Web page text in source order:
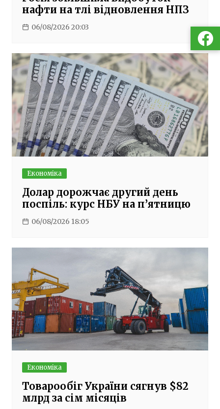
нафти на тлі відновлення НПЗ
06/08/2026 20:03
Економіка
Долар дорожчає другий день
поспіль: курс НБУ на п’ятницю
06/08/2026 18:05
Економіка
Товарообіг України сягнув $82
млрд за сім місяців